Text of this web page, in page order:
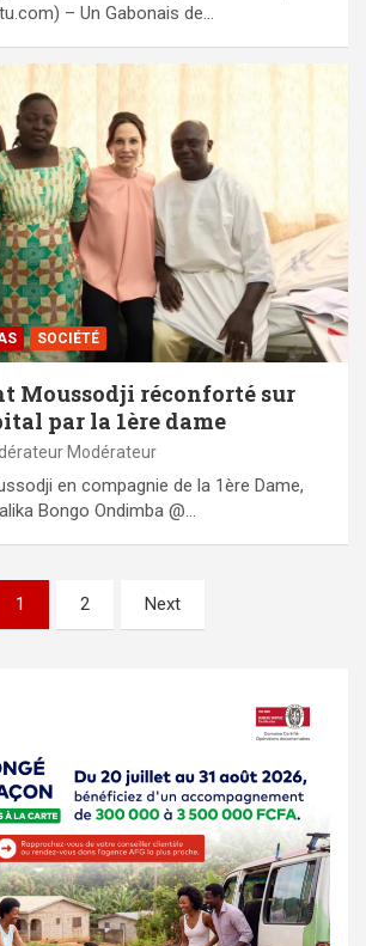
– Un Gabonais de…
SOCIÉTÉ
Moussodji réconforté sur
par la 1ère dame
Modérateur
en compagnie de la 1ère Dame,
Bongo Ondimba @…
1 2 Next